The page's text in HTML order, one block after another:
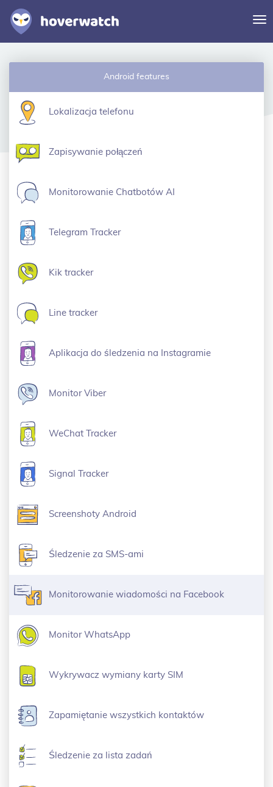
Funkcje
Logowanie
Android features
Lokalizacja telefonu
Zapisywanie połączeń
Monitorowanie Chatbotów AI
Telegram Tracker
Kik tracker
Line tracker
Aplikacja do śledzenia na Instagramie
Monitor Viber
WeChat Tracker
Signal Tracker
Screenshoty Android
Śledzenie za SMS-ami
Monitorowanie wiadomości na Facebook
Monitor WhatsApp
Wykrywacz wymiany karty SIM
Zapamiętanie wszystkich kontaktów
Śledzenie za lista zadań